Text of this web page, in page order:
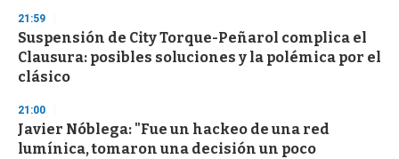
21:59
Suspensión de City Torque-Peñarol complica el
Clausura: posibles soluciones y la polémica por el
clásico
21:00
Javier Nóblega: "Fue un hackeo de una red
lumínica, tomaron una decisión un poco